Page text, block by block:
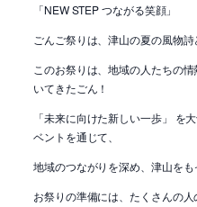
「NEW STEP つながる笑顔」
ごんご祭りは、津山の夏の風物詩
このお祭りは、地域の人たちの
いてきたごん！
「未来に向けた新しい一歩」 を
ベントを通じて、
地域のつながりを深め、津山をも
お祭りの準備には、たくさんの